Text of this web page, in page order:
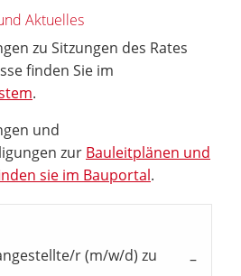
Aktuelles
zu Sitzungen des Rates
finden Sie im
.
und
zur Bauleitplänen und
sie im Bauportal.
r (m/w/d) zu